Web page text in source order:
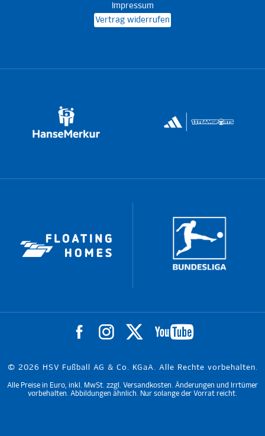
Impressum
Vertrag widerrufen
© 2026 HSV Fußball AG & Co. KGaA. Alle Rechte vorbehalten.
Alle Preise in Euro, inkl. MwSt. zzgl. Versandkosten. Änderungen und Irrtümer
vorbehalten. Abbildungen ähnlich. Nur solange der Vorrat reicht.